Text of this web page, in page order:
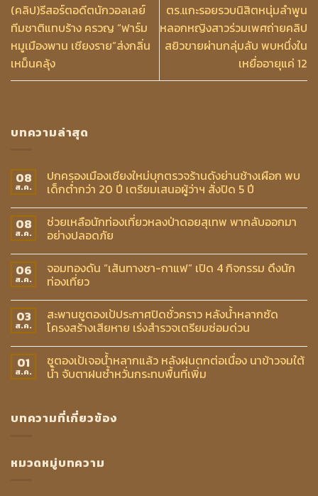
(คลิป)รีสอร์ตอดีตนักวอลเลย์
ทีมชาติแทบร้าง ครวญ “ฟาร์ม
หมูเมืองพาน เชียงราย”ส่งกลิ่น
เหม็นคลุ้ง
ตร.แกะรอยรวบนิสิตหนุ่มลำพูน
หลอกหญิงสาวร่วมเพศถ่ายคลิป
สยิวขายผ่านกลุ่มลับ พบหนึ่งใน
เหยื่ออายุแค่ 12
บทความล่าสุด
08
ส.ค.
ปกครองเมืองเชียงใหม่บุกตรวจร้านดังย่านช้างเผือก พบ
เด็กต่ำกว่า 20 ปี เตรียมเสนอผู้ว่าฯ สั่งปิด 5 ปี
08
ส.ค.
ช่วยเหลือนักท่องเที่ยวหลงป่าดอยสุเทพ พากลับออกมา
อย่างปลอดภัย
06
ส.ค.
จอมทองดัน “เส้นทางชา-กาแฟ” เปิด 4 กิจกรรม ดึงนัก
ท่องเที่ยว
03
ส.ค.
สะพานซูตองเป้ประกาศปิดชั่วคราว หลังน้ำหลากซัด
โครงสร้างเสียหาย เร่งสำรวจเตรียมซ่อมด่วน
01
ส.ค.
ซูตองเป้เจอน้ำหลากแล้ว หลังฝนตกต่อเนื่อง นาข้าวจมใต้
น้ำ จับตาฝนซ้ำหวั่นกระทบพื้นที่เพิ่ม
บทความที่เกี่ยวข้อง
หมวดหมู่บทความ